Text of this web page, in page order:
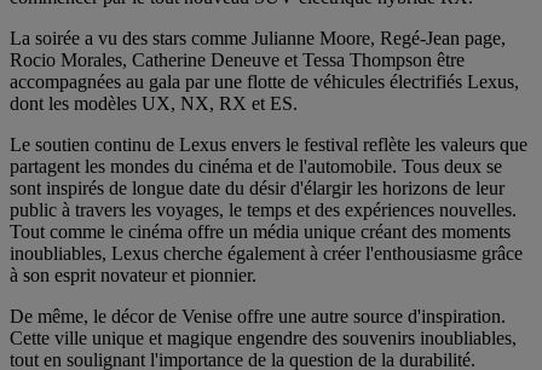
La soirée a vu des stars comme Julianne Moore, Regé-Jean page,
Rocio Morales, Catherine Deneuve et Tessa Thompson être
accompagnées au gala par une flotte de véhicules électrifiés Lexus,
dont les modèles UX, NX, RX et ES.
Le soutien continu de Lexus envers le festival reflète les valeurs que
partagent les mondes du cinéma et de l'automobile. Tous deux se
sont inspirés de longue date du désir d'élargir les horizons de leur
public à travers les voyages, le temps et des expériences nouvelles.
Tout comme le cinéma offre un média unique créant des moments
inoubliables, Lexus cherche également à créer l'enthousiasme grâce
à son esprit novateur et pionnier.
De même, le décor de Venise offre une autre source d'inspiration.
Cette ville unique et magique engendre des souvenirs inoubliables,
tout en soulignant l'importance de la question de la durabilité.